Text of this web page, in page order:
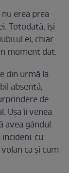
erea prea
Totodată, își
ei, chiar
moment dat.
din urmă la
absentă,
de
Ușa îi venea
avea gândul
cu
ca și cum